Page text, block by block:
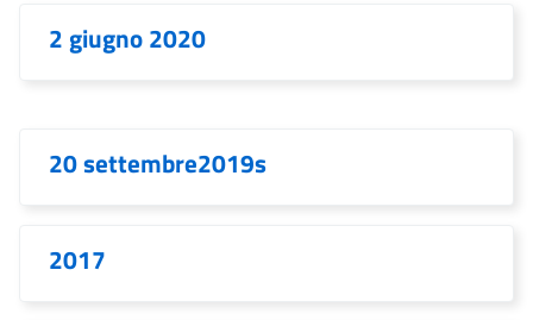
2 giugno 2020
20 settembre2019s
2017